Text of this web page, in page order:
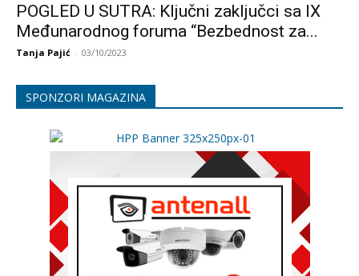
POGLED U SUTRA: Ključni zaključci sa IX
Međunarodnog foruma “Bezbednost za...
Tanja Pajić - 03/10/2023
SPONZORI MAGAZINA